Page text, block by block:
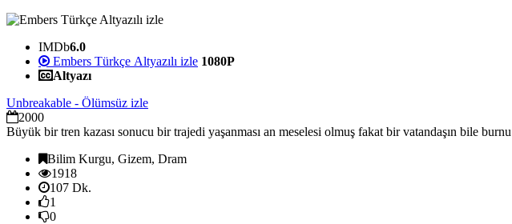
IMDb6.0
Embers Türkçe Altyazılı izle 1080P
Altyazı
Unbreakable - Ölümsüz izle
2000
Büyük bir tren kazası sonucu bir trajedi yaşanması an meselesi olmuş fakat bir vatandaşın bile
Bilim Kurgu, Gizem, Dram
1918
107 Dk.
1
0